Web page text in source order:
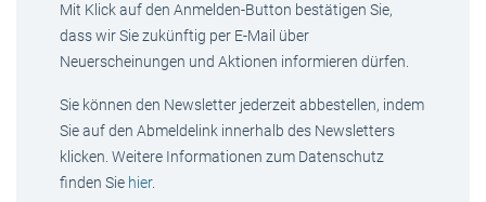
Mit Klick auf den Anmelden-Button bestätigen Sie,
dass wir Sie zukünftig per E-Mail über
Neuerscheinungen und Aktionen informieren dürfen.
Sie können den Newsletter jederzeit abbestellen, indem
Sie auf den Abmeldelink innerhalb des Newsletters
klicken. Weitere Informationen zum Datenschutz
finden Sie hier.